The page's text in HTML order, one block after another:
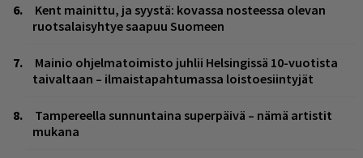
Kent mainittu, ja syystä: kovassa nosteessa olevan
ruotsalaisyhtye saapuu Suomeen
Mainio ohjelmatoimisto juhlii Helsingissä 10-vuotista
taivaltaan – ilmaistapahtumassa loistoesiintyjät
Tampereella sunnuntaina superpäivä – nämä artistit
mukana